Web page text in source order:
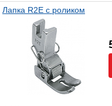
Лапка R2E с роликом